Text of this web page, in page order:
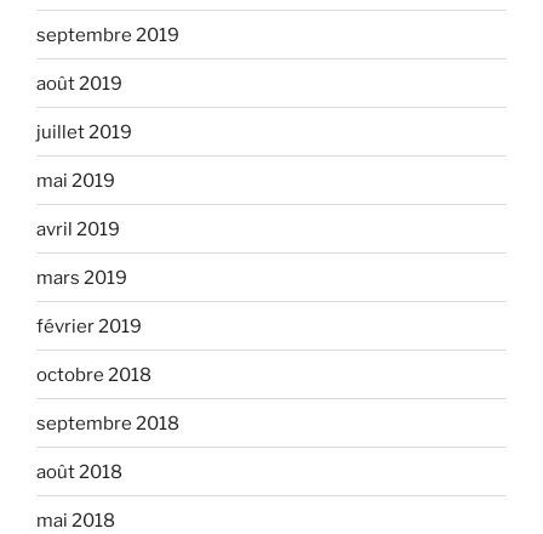
septembre 2019
août 2019
juillet 2019
mai 2019
avril 2019
mars 2019
février 2019
octobre 2018
septembre 2018
août 2018
mai 2018